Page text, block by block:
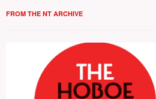
FROM THE NT ARCHIVE